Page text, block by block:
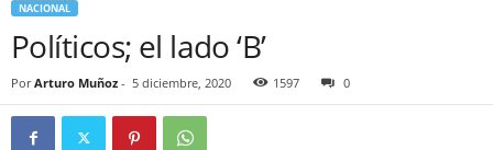
NACIONAL
Políticos; el lado ‘B’
Por Arturo Muñoz - 5 diciembre, 2020 1597 0